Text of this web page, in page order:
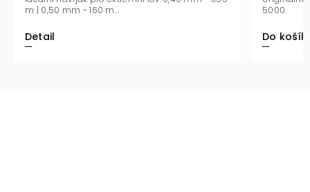
Do košíku
5000.
Detail
m | 0,30